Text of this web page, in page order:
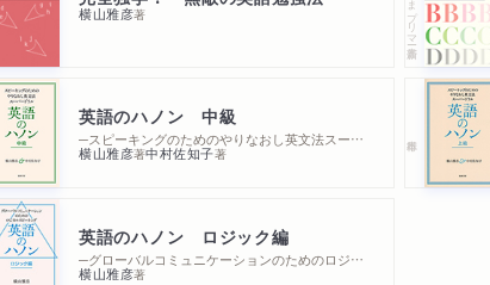
横山雅彦著
英語のハノン 中級
─スピーキングのためのやりなおし英文法スーパードリル
横山雅彦著中村佐知子著
英語のハノン ロジック編
─グローバルコミュニケーションのためのロジカルスピーキング
横山雅彦著